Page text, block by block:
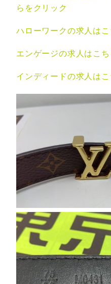
らをクリック
ハローワークの求人は
エンゲージの求人はこ
インディードの求人は